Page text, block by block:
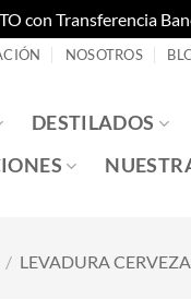
con Transferencia
NOSOTROS
DESTILADOS
/ LEVADURA